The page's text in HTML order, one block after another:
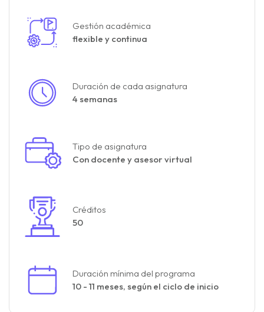
Gestión académica
flexible y continua
Duración de cada asignatura
4 semanas
Tipo de asignatura
Con docente y asesor virtual
Créditos
50
Duración mínima del programa
10 - 11 meses, según el ciclo de inicio